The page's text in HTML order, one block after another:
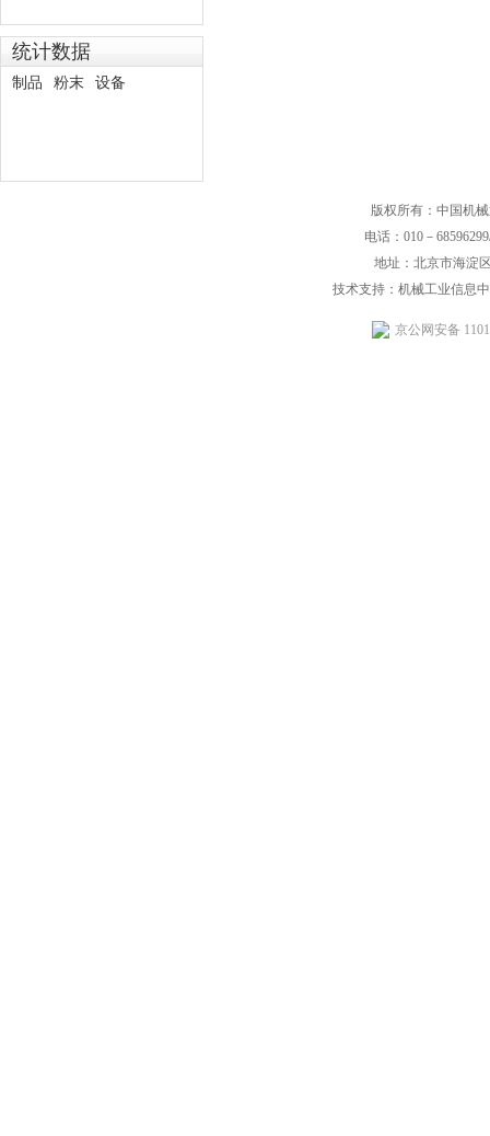
统计数据
制品 粉末 设备
版权所有：中国机
电话：010－
地址：北京市海淀
技术支持：机械工业信息
京公网安备